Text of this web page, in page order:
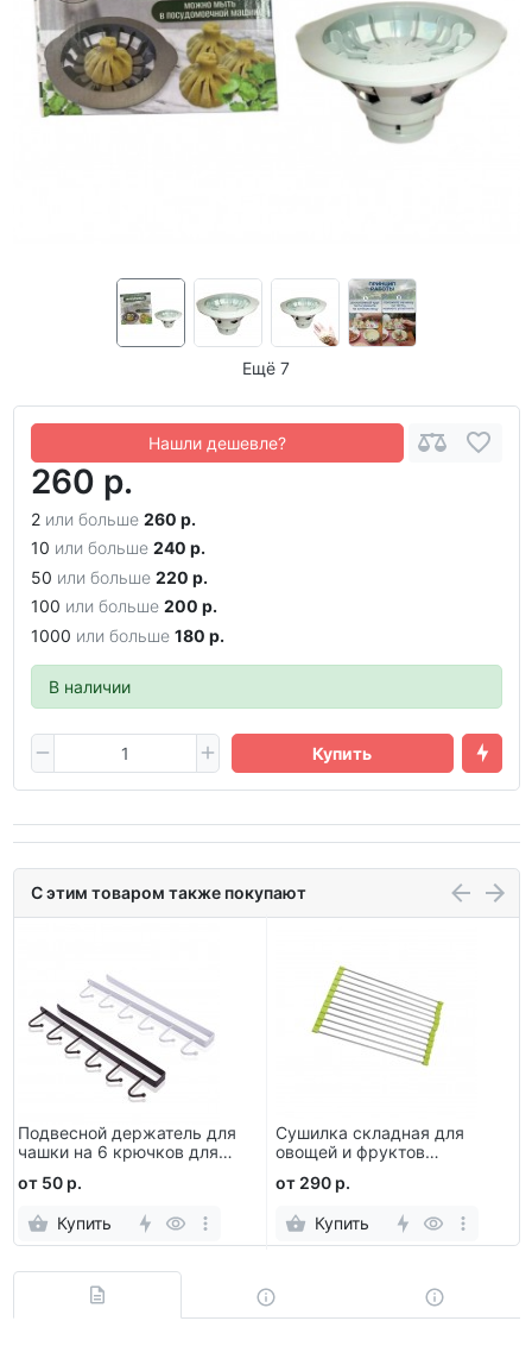
Ещё 7
Нашли дешевле?
260 р.
2 или больше 260 р.
10 или больше 240 р.
50 или больше 220 р.
100 или больше 200 р.
1000 или больше 180 р.
В наличии
Купить
С этим товаром также покупают
Подвесной держатель для
чашки на 6 крючков для
от 50 р.
Купить
Сушилка складная для
овощей и фруктов
34 х 47 см
от 290 р.
Купить